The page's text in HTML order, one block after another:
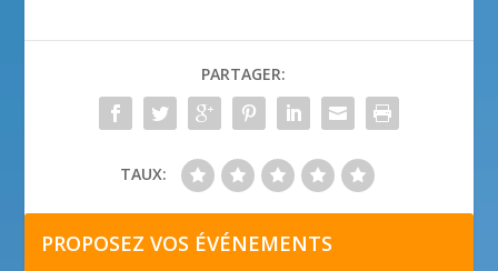
PARTAGER:
TAUX:
PROPOSEZ VOS ÉVÉNEMENTS